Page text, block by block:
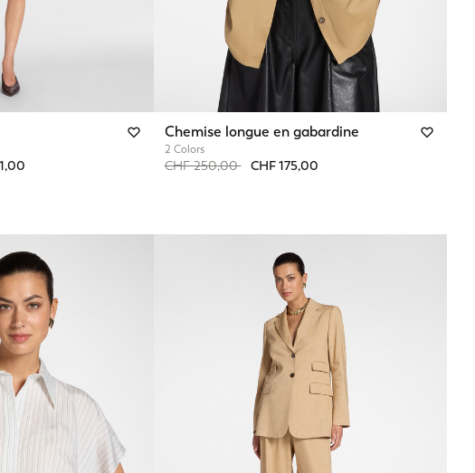
Chemise longue en gabardine
2 Colors
Price reduced from
CHF 250,00toCHF 175,00